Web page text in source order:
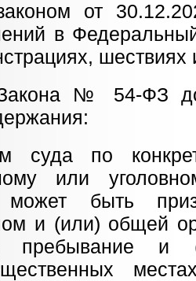
от
в
шествиях
№ 54-ФЗ
суда по
или
может быть
и (или) общей
пребывание и